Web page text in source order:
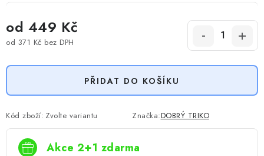
od 449 Kč
od 371 Kč bez DPH
PŘIDAT DO KOŠÍKU
Kód zboží: Zvolte variantu Značka:DOBRÝ TRIKO
Akce 2+1 zdarma